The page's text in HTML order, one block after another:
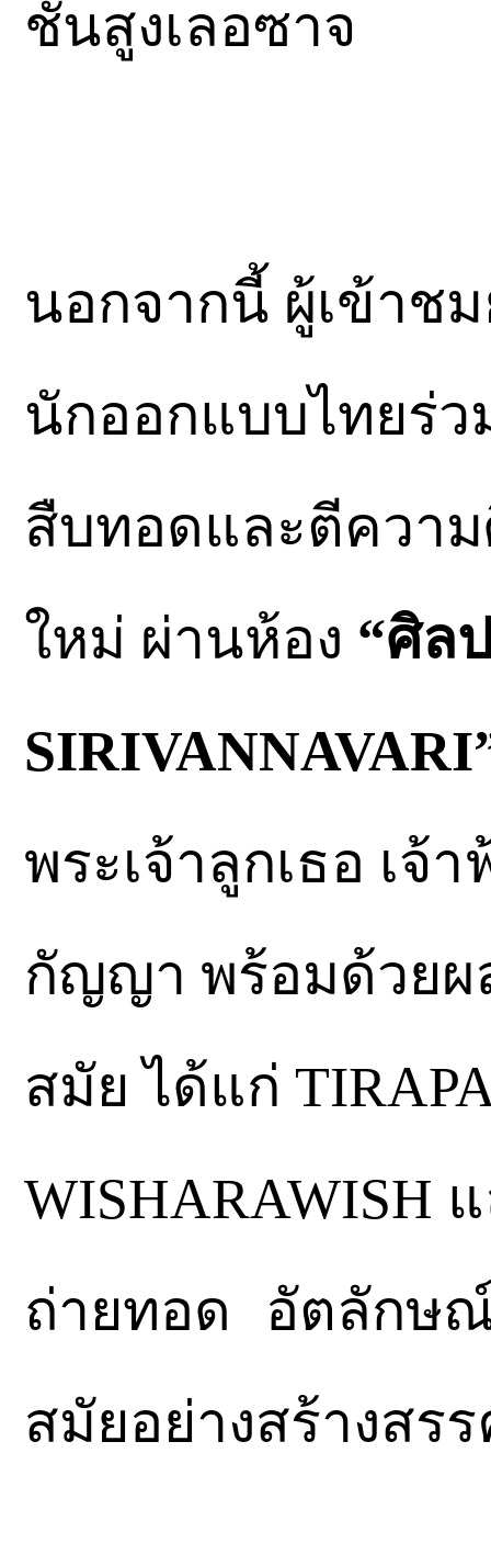
ชั้นสูงเลอซาจ
นอกจากนี้ ผู้เข้าช
นักออกแบบไทยร่
สืบทอดและตีควา
ใหม่ ผ่านห้อง “ศิล
พระเจ้าลูกเธอ เ
กัญญา พร้อมด้วยผ
สมัย ได้แก่
WISHARAWISH
ถ่ายทอด อัตลักษ
สมัยอย่างสร้างสร